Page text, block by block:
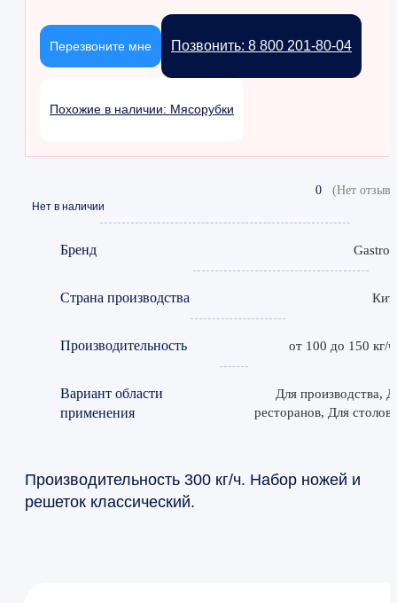
Позвонить: 8 800 201-80-04
Перезвоните мне
Похожие в наличии: Мясорубки
0 (Нет
Нет в наличии
Бренд
Страна производства
Производительность от 100 до 150 кг/
Вариант области
применения
Для производства,
ресторанов, Для
Производительность 300 кг/ч. Набор ножей и
решеток классический.